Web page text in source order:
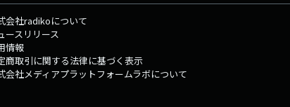
会社radikoについて
ースリリース
情報
商取引に関する法律に基づく表示
会社メディアプラットフォームラボについて